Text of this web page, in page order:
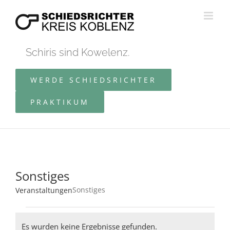
Inhalt
Schiris sind Kowelenz.
WERDE SCHIEDSRICHTER
PRAKTIKUM
Sonstiges
VeranstaltungenSonstiges
Veranstaltungen
Es wurden keine Ergebnisse gefunden.